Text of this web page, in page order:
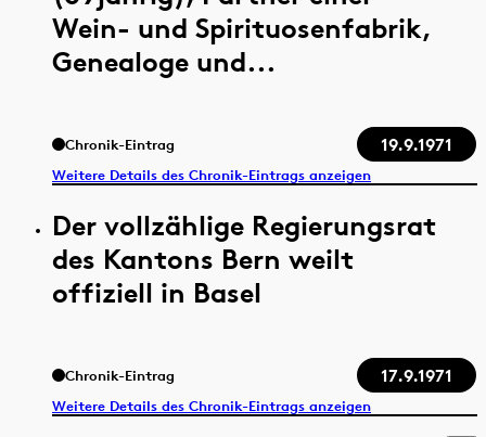
Wein- und Spirituosenfabrik,
Genealoge und...
Chronik-Eintrag 19.9.1971
Weitere Details des Chronik-Eintrags anzeigen
Der vollzählige Regierungsrat
des Kantons Bern weilt
offiziell in Basel
Chronik-Eintrag 17.9.1971
Weitere Details des Chronik-Eintrags anzeigen